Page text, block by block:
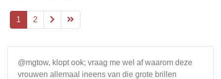
1 2
@mgtow, klopt ook; vraag me wel af waarom deze
vrouwen allemaal ineens van die grote brillen